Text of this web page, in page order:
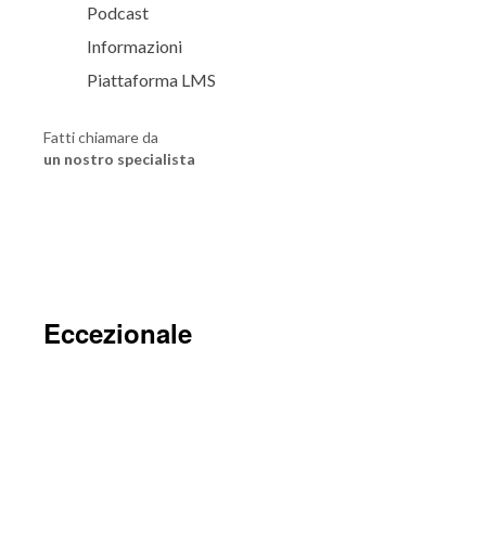
Podcast
Informazioni
Piattaforma LMS
Fatti chiamare da
un nostro specialista
Eccezionale